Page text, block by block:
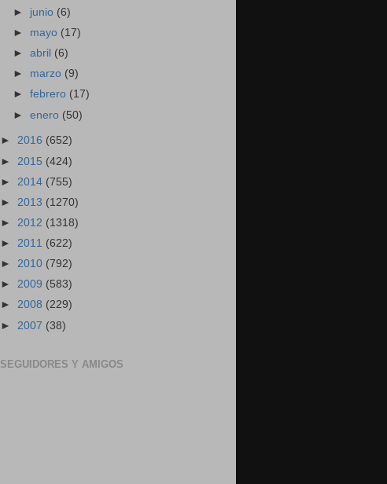
► junio (6)
► mayo (17)
►abril (6)
► marzo (9)
►febrero (17)
►enero (50)
► 2016 (652)
► 2015 (424)
► 2014 (755)
► 2013 (1270)
► 2012 (1318)
► 2011 (622)
► 2010 (792)
► 2009 (583)
► 2008 (229)
► 2007 (38)
SEGUIDORES Y AMIGOS